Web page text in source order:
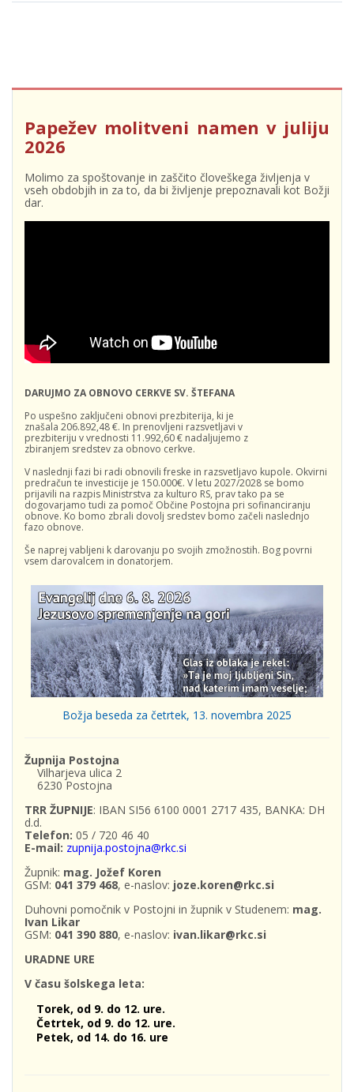
Papežev molitveni namen v juliju
2026
Molimo za spoštovanje in zaščito človeškega življenja v
vseh obdobjih in za to, da bi življenje prepoznavali kot Božji
dar.
DARUJMO ZA OBNOVO CERKVE SV. ŠTEFANA
Po uspešno zaključeni obnovi prezbiterija, ki je
znašala 206.892,48 €. In prenovljeni razsvetljavi v
prezbiteriju v vrednosti 11.992,60 € nadaljujemo z
zbiranjem sredstev za obnovo cerkve.
V naslednji fazi bi radi obnovili freske in razsvetljavo kupole. Okvirni
predračun te investicije je 150.000€. V letu 2027/2028 se bomo
prijavili na razpis Ministrstva za kulturo RS, prav tako pa se
dogovarjamo tudi za pomoč Občine Postojna pri sofinanciranju
obnove. Ko bomo zbrali dovolj sredstev bomo začeli naslednjo
fazo obnove.
Še naprej vabljeni k darovanju po svojih zmožnostih. Bog povrni
vsem darovalcem in donatorjem.
Božja beseda za četrtek, 13. novembra 2025
Župnija Postojna
Vilharjeva ulica 2
6230 Postojna
TRR ŽUPNIJE: IBAN SI56 6100 0001 2717 435, BANKA: DH
d.d.
Telefon: 05 / 720 46 40
E-mail: zupnija.postojna@rkc.si
Župnik: mag. Jožef Koren
GSM: 041 379 468, e-naslov: joze.koren@rkc.si
Duhovni pomočnik v Postojni in župnik v Studenem: mag.
Ivan Likar
GSM: 041 390 880, e-naslov: ivan.likar@rkc.si
URADNE URE
V času šolskega leta:
Torek, od 9. do 12. ure.
Četrtek, od 9. do 12. ure.
Petek, od 14. do 16. ure